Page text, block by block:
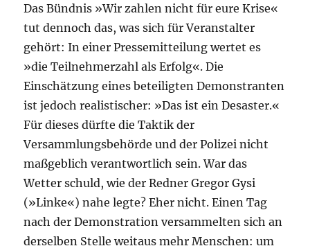
Das Bündnis »Wir zahlen nicht für eure Krise«
tut dennoch das, was sich für Veranstalter
gehört: In einer Pressemitteilung wertet es
»die Teilnehmerzahl als Erfolg«. Die
Einschätzung eines beteiligten Demonstranten
ist jedoch realistischer: »Das ist ein Desaster.«
Für dieses dürfte die Taktik der
Versammlungsbehörde und der Polizei nicht
maßgeblich verantwortlich sein. War das
Wetter schuld, wie der Redner Gregor Gysi
(»Linke«) nahe legte? Eher nicht. Einen Tag
nach der Demonstration versammelten sich an
derselben Stelle weitaus mehr Menschen: um